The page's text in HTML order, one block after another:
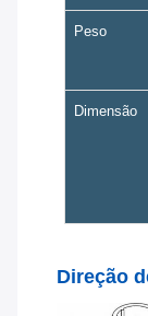
Peso
Dimensão
Direção